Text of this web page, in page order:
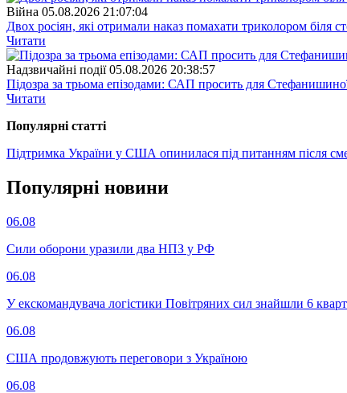
Війна 05.08.2026 21:07:04
Двох росіян, які отримали наказ помахати триколором біля
Читати
Надзвичайні події 05.08.2026 20:38:57
Підозра за трьома епізодами: САП просить для
Читати
Популярнi статтi
Підтримка України у США опинилася під питанням після
Популярнi новини
06.08
Сили оборони уразили два НПЗ у РФ
06.08
У екскомандувача логістики Повітряних сил знайшли 6
06.08
США продовжують переговори з Україною
06.08